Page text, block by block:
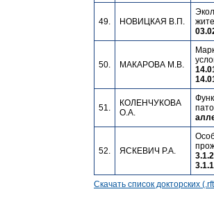
49. НОВИЦКАЯ В.П.
50. МАКАРОВА М.В.
51.
КОЛЕНЧУКОВА
О.А.
52. ЯСКЕВИЧ Р.А.
Скачать список докторских